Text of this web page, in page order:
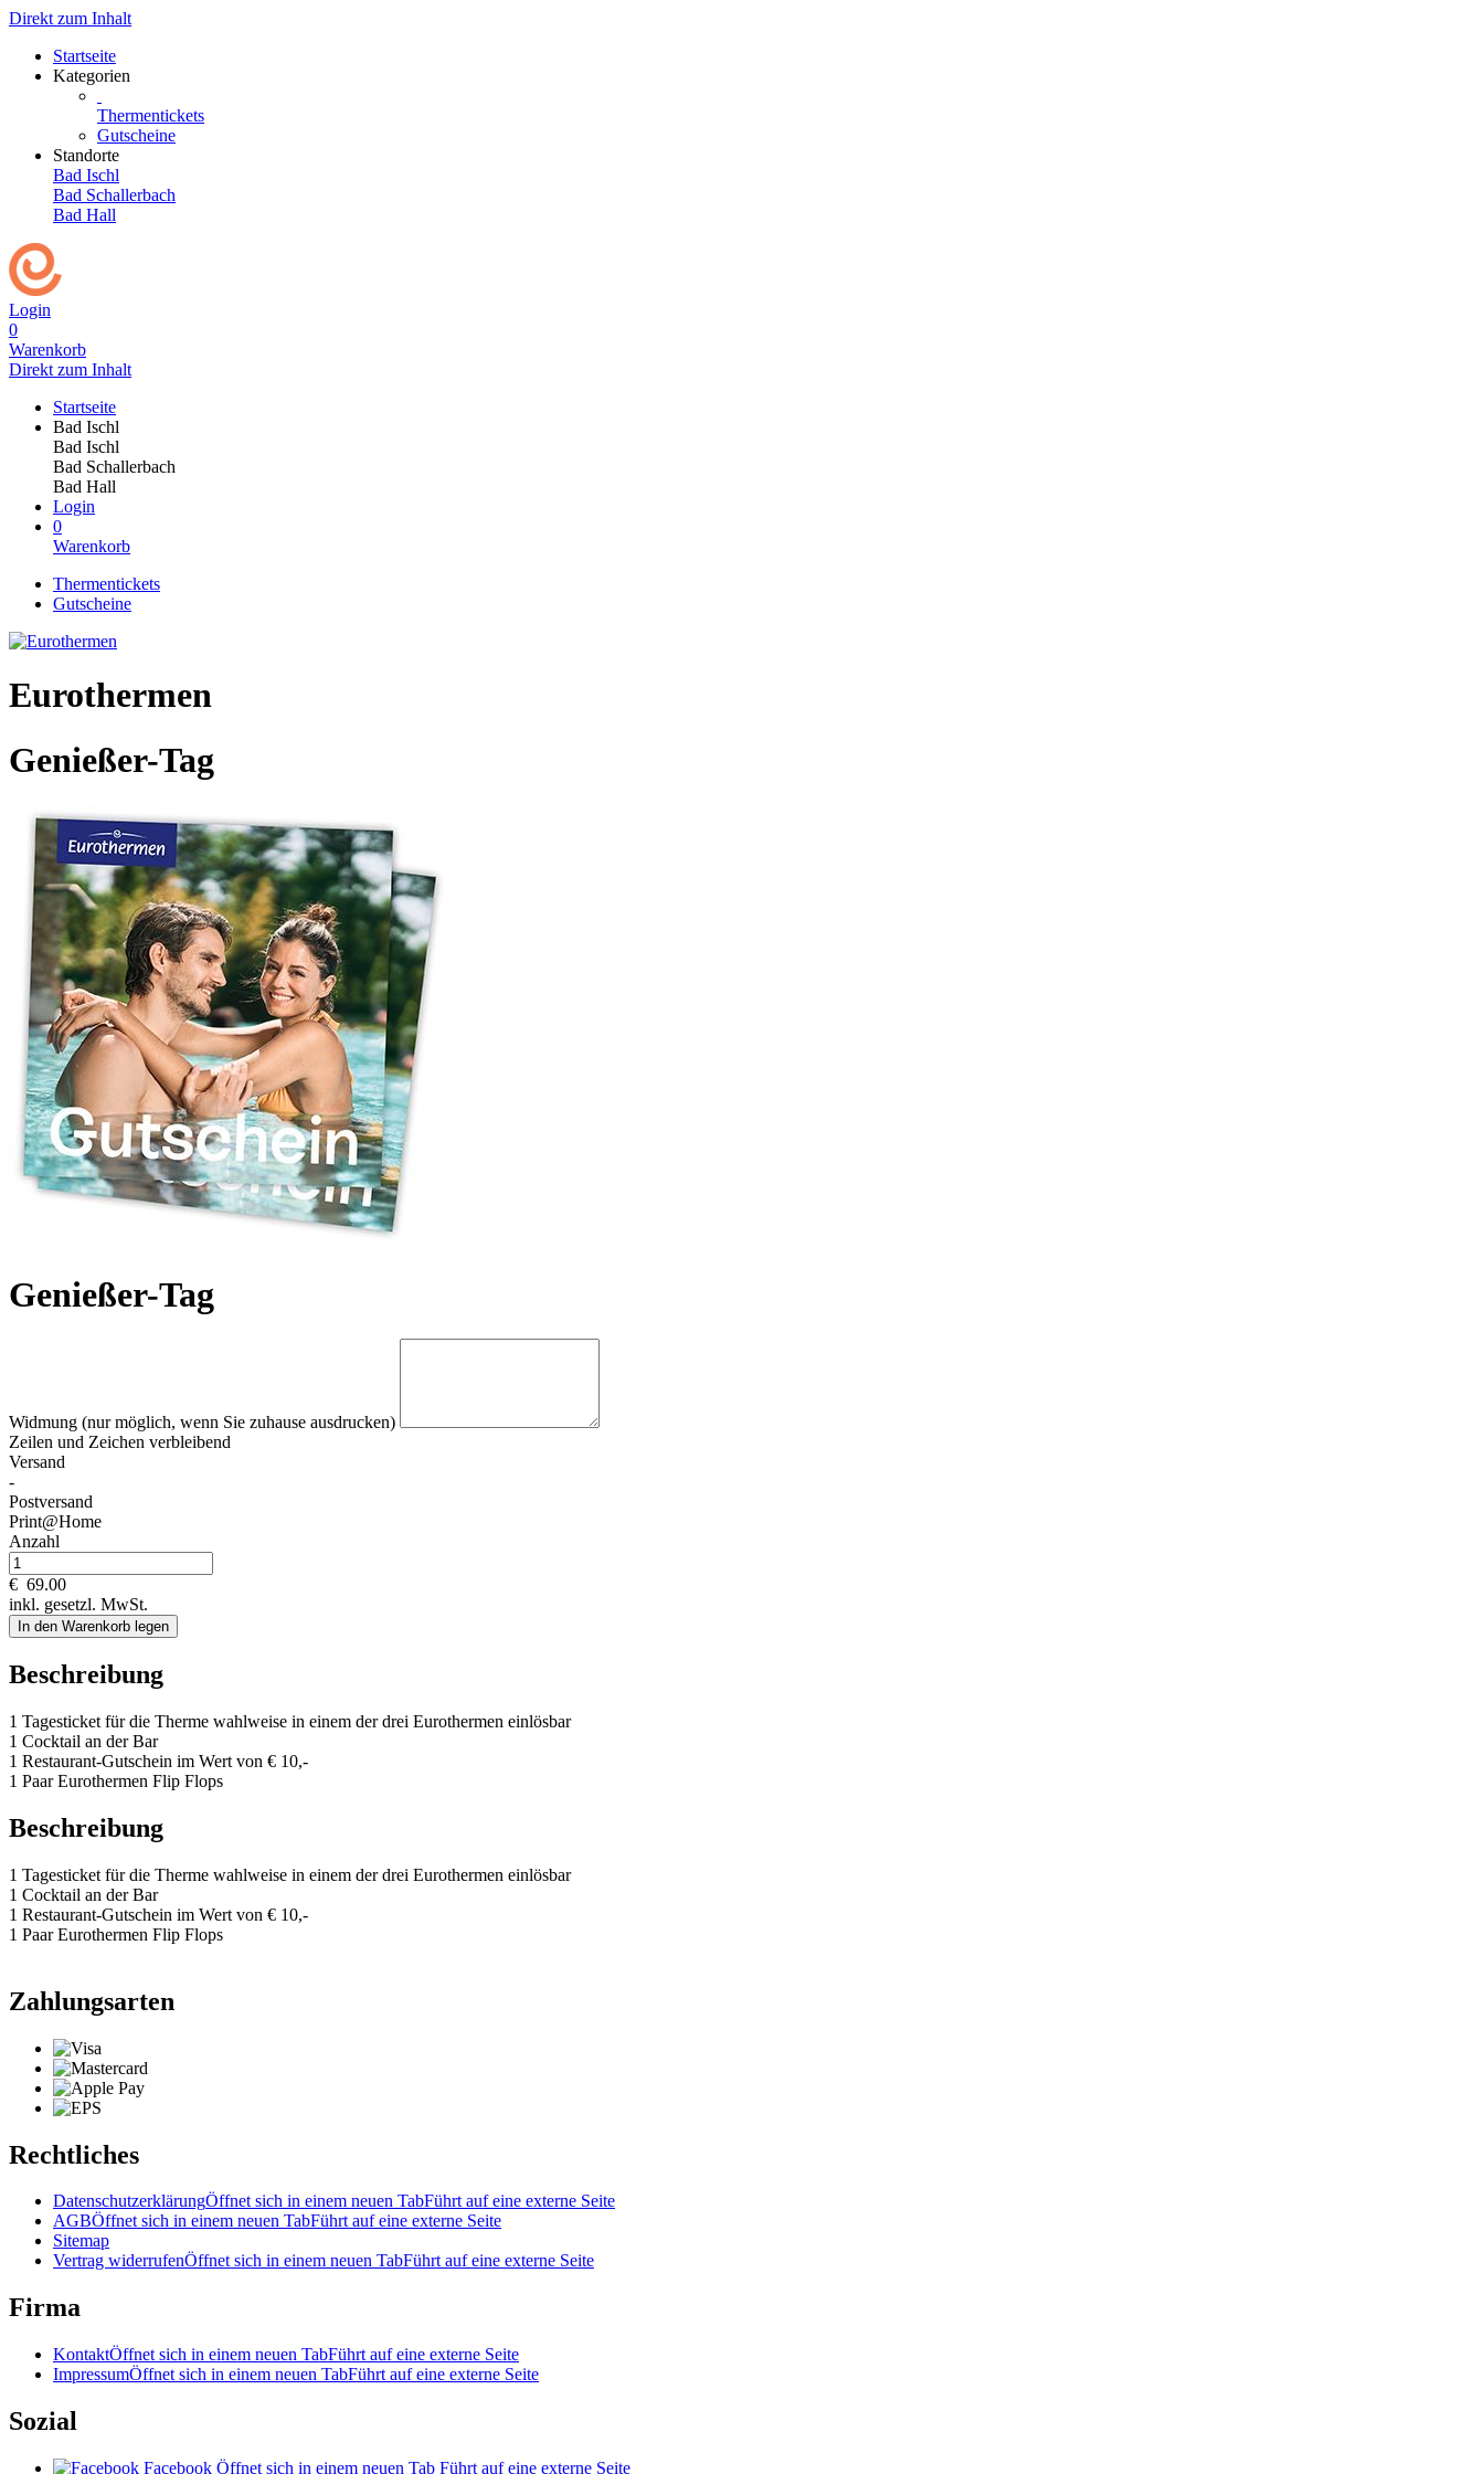
Direkt zum Inhalt
Startseite
Kategorien
Thermentickets
Gutscheine
Standorte
Bad Ischl
Bad Schallerbach
Bad Hall
Login
0
Warenkorb
Direkt zum Inhalt
Startseite
Bad Ischl
Bad Ischl
Bad Schallerbach
Bad Hall
Login
0
Warenkorb
Thermentickets
Gutscheine
Eurothermen
Genießer-Tag
Genießer-Tag
Widmung (nur möglich, wenn Sie zuhause ausdrucken)
Zeilen und Zeichen verbleibend
Versand
-
Postversand
Print@Home
Anzahl
€ 69.00
inkl. gesetzl. MwSt.
In den Warenkorb legen
Beschreibung
1 Tagesticket für die Therme wahlweise in einem der drei Eurothermen einlösbar
1 Cocktail an der Bar
1 Restaurant-Gutschein im Wert von € 10,-
1 Paar Eurothermen Flip Flops
Beschreibung
1 Tagesticket für die Therme wahlweise in einem der drei Eurothermen einlösbar
1 Cocktail an der Bar
1 Restaurant-Gutschein im Wert von € 10,-
1 Paar Eurothermen Flip Flops
Zahlungsarten
Rechtliches
DatenschutzerklärungÖffnet sich in einem neuen TabFührt auf eine externe Seite
AGBÖffnet sich in einem neuen TabFührt auf eine externe Seite
Sitemap
Vertrag widerrufenÖffnet sich in einem neuen TabFührt auf eine externe Seite
Firma
KontaktÖffnet sich in einem neuen TabFührt auf eine externe Seite
ImpressumÖffnet sich in einem neuen TabFührt auf eine externe Seite
Sozial
Facebook Öffnet sich in einem neuen Tab Führt auf eine externe Seite